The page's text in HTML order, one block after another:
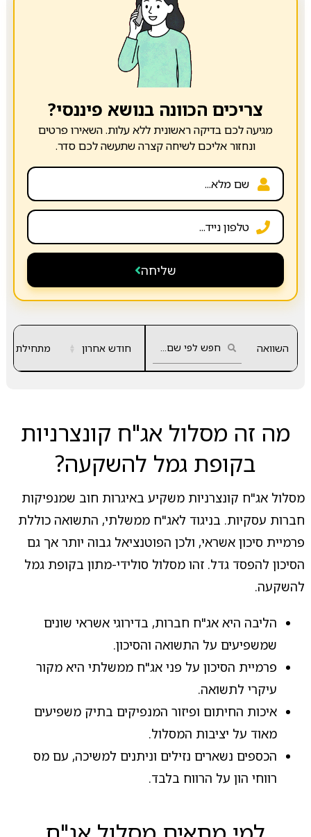
צריכים הכוונה בנושא פיננסי?
מגיעה לכם בדיקה ראשונית ללא עלות. השאירו פרטים
ונחזור אליכם לשיחה קצרה שתעשה לכם סדר.
שליחה
השוואה חודש אחרון ▲
▼ מתחילת
מה זה מסלול אג"ח קונצרניות
בקופת גמל להשקעה?
מסלול אג"ח קונצרניות משקיע באיגרות חוב שמנפיקות
חברות עסקיות. בניגוד לאג"ח ממשלתי, התשואה כוללת
פרמיית סיכון אשראי, ולכן הפוטנציאל גבוה יותר אך גם
הסיכון להפסד גדל. זהו מסלול סולידי-מתון בקופת גמל
להשקעה.
הליבה היא אג"ח חברות, בדירוגי אשראי שונים
שמשפיעים על התשואה והסיכון.
פרמיית הסיכון על פני אג"ח ממשלתי היא מקור
עיקרי לתשואה.
איכות החיתום ופיזור המנפיקים בתיק משפיעים
מאוד על יציבות המסלול.
הכספים נשארים נזילים וניתנים למשיכה, עם מס
רווחי הון על הרווח בלבד.